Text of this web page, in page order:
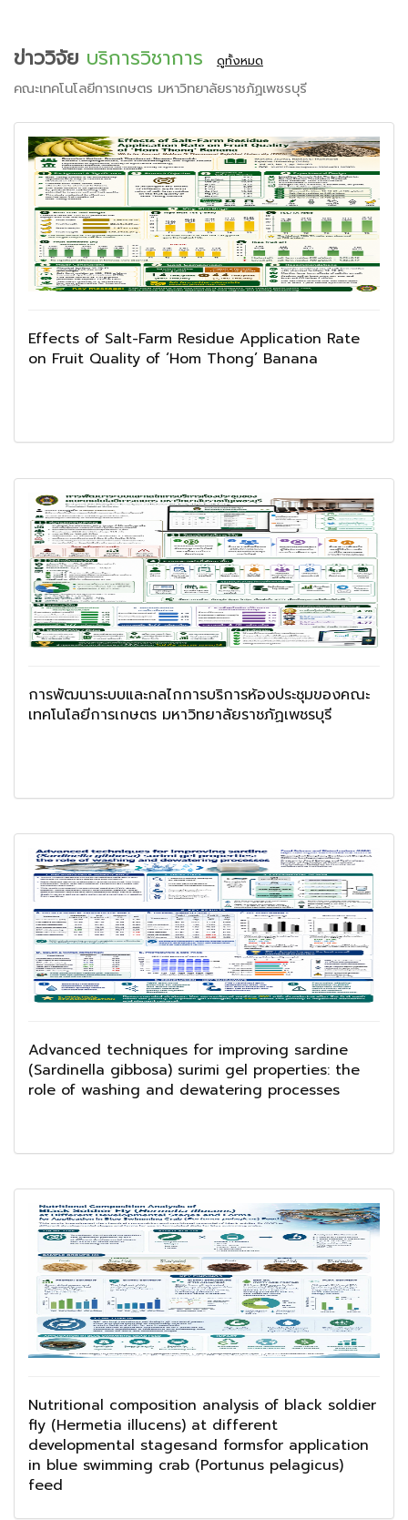
ข่าววิจัย บริการวิชาการ ดูทั้งหมด
คณะเทคโนโลยีการเกษตร มหาวิทยาลัยราชภัฏเพชรบุรี
Effects of Salt-Farm Residue Application Rate
on Fruit Quality of ‘Hom Thong’ Banana
การพัฒนาระบบและกลไกการบริการห้องประชุมของคณะ
เทคโนโลยีการเกษตร มหาวิทยาลัยราชภัฏเพชรบุรี
Advanced techniques for improving sardine
(Sardinella gibbosa) surimi gel properties: the
role of washing and dewatering processes
Nutritional composition analysis of black soldier
fly (Hermetia illucens) at different
developmental stagesand formsfor application
in blue swimming crab (Portunus pelagicus)
feed